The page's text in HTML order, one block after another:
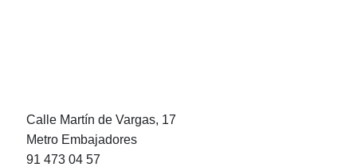
Calle Martín de Vargas, 17
Metro Embajadores
91 473 04 57